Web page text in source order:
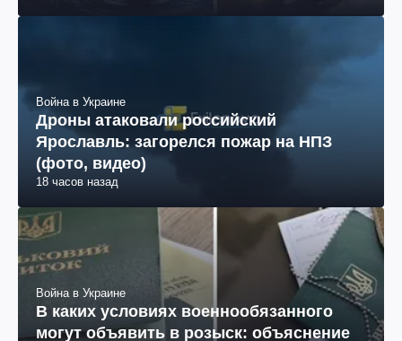
Война в Украине
Дроны атаковали российский
Ярославль: загорелся пожар на НПЗ
(фото, видео)
18 часов назад
Война в Украине
В каких условиях военнообязанного
могут объявить в розыск: объяснение